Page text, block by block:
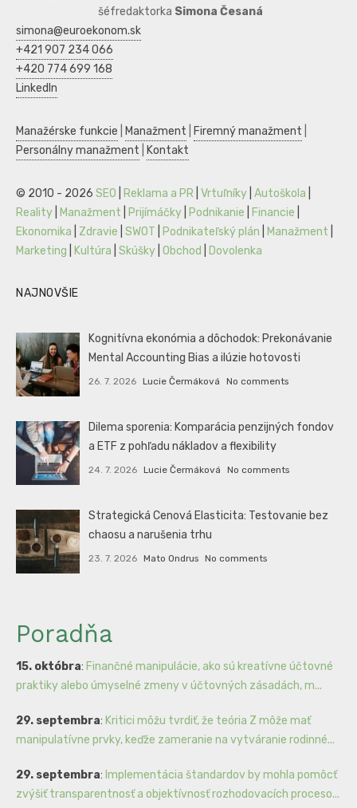
šéfredaktorka Simona Česaná
simona@euroekonom.sk
+421 907 234 066
+420 774 699 168
LinkedIn
Manažérske funkcie Manažment Firemný manažment
Personálny manažment
Kontakt
© 2010 - 2026 SEO Reklama a PR Vrtuľníky Autoškola
Reality
Manažment Prijímáčky Podnikanie Financie
Ekonomika
Zdravie SWOT Podnikateľský plán Manažment
Marketing
Kultúra Skúšky Obchod Dovolenka
NAJNOVŠIE
Kognitívna ekonómia a dôchodok: Prekonávanie
Mental Accounting Bias a ilúzie hotovosti
26. 7. 2026 Lucie Čermáková No comments
Dilema sporenia: Komparácia penzijných fondov
a ETF z pohľadu nákladov a flexibility
24. 7. 2026 Lucie Čermáková No comments
Strategická Cenová Elasticita: Testovanie bez
chaosu a narušenia trhu
23. 7. 2026 Mato Ondrus No comments
Poradňa
15. októbra: Finančné manipulácie, ako sú kreatívne účtovné
praktiky alebo úmyselné zmeny v účtovných zásadách, m...
29. septembra: Kritici môžu tvrdiť, že teória Z môže mať
manipulatívne prvky, keďže zameranie na vytváranie rodinné...
29. septembra: Implementácia štandardov by mohla pomôcť
zvýšiť transparentnosť a objektívnosť rozhodovacích proceso...